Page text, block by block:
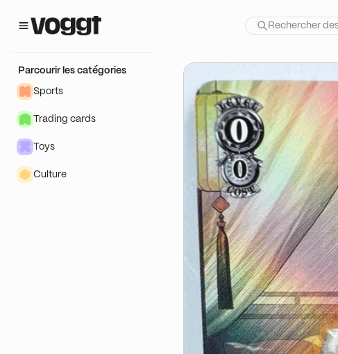
Parcourir les catégories
Sports
Trading cards
Toys
Culture